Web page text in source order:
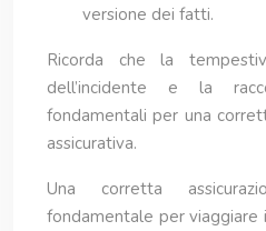
versione dei fatti.
Ricorda che la
dell’incidente e la
fondamentali per una
assicurativa.
Una corretta
fondamentale per viaggiare